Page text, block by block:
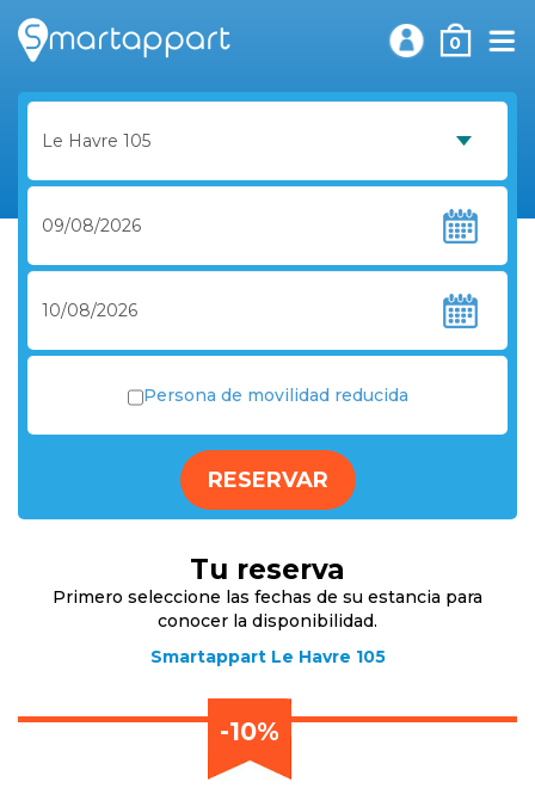
0
Persona de movilidad reducida
RESERVAR
Tu reserva
Primero seleccione las fechas de su estancia para
conocer la disponibilidad.
Smartappart Le Havre 105
-10%